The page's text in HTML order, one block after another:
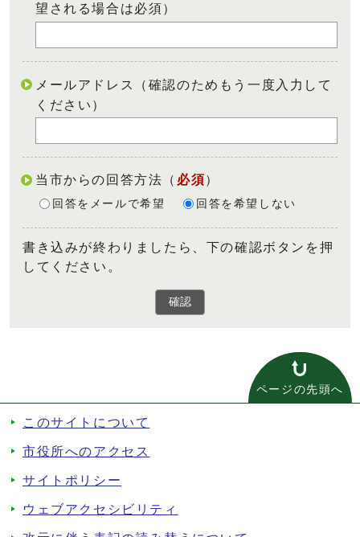
望される場合は必須）
メールアドレス（確認のためもう一度入力して
ください）
当市からの回答方法 （ 必須）
回答をメールで希望 回答を希望しない
書き込みが終わりましたら、下の確認ボタンを押
してください。
確認
ページの先頭へ
このサイトについて
市役所へのアクセス
サイトポリシー
ウェブアクセシビリティ